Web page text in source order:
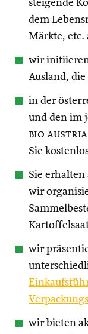
steigende
dem
Märkte, etc.
wir
Ausland,
in der
und den im
bio austria
Sie
Sie
wir
wir
wir bieten